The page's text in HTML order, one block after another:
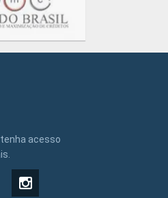
acesso
Instagram